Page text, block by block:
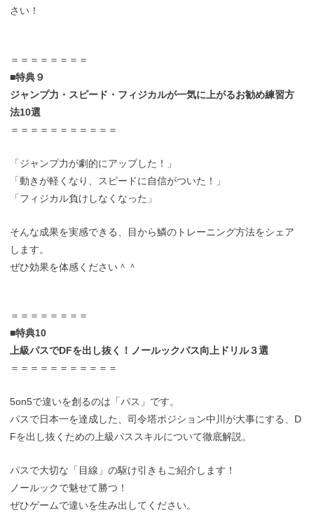
さい！
＝＝＝＝＝＝＝＝
■特典９
ジャンプ力・スピード・フィジカルが一気に上がるお勧め練習方
法10選
＝＝＝＝＝＝＝＝＝＝＝
「ジャンプ力が劇的にアップした！」
「動きが軽くなり、スピードに自信がついた！」
「フィジカル負けしなくなった」
そんな成果を実感できる、目から鱗のトレーニング方法をシェア
します。
ぜひ効果を体感ください＾＾
＝＝＝＝＝＝＝＝
■特典10
上級パスでDFを出し抜く！ノールックパス向上ドリル３選
＝＝＝＝＝＝＝＝＝＝＝
5on5で違いを創るのは「パス」です。
パスで日本一を達成した、司令塔ポジション中川が大事にする、D
Fを出し抜くための上級パススキルについて徹底解説。
パスで大切な「目線」の駆け引きもご紹介します！
ノールックで魅せて勝つ！
ぜひゲームで違いを生み出してください。